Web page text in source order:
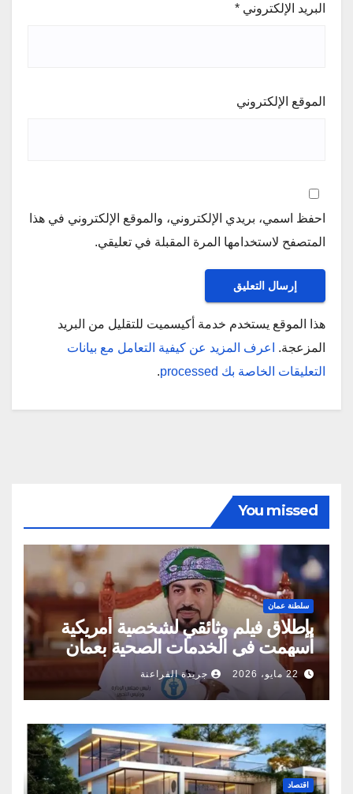
البريد الإلكتروني *
الموقع الإلكتروني
احفظ اسمي، بريدي الإلكتروني، والموقع الإلكتروني في هذا
المتصفح لاستخدامها المرة المقبلة في تعليقي.
هذا الموقع يستخدم خدمة أكيسميت للتقليل من البريد
المزعجة.
اعرف المزيد عن كيفية التعامل مع بيانات
التعليقات الخاصة بك processed
.
You missed
سلطنة عمان
بإطلاق فيلم وثائقي لشخصية أمريكية
أسهمت في الخدمات الصحية بعمان
22 مايو، 2026 جريدة الفراعنة
اقتصاد